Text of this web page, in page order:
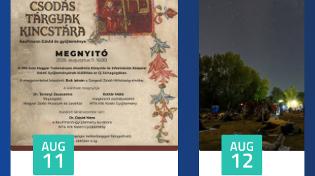
AUG
11 AUG
12